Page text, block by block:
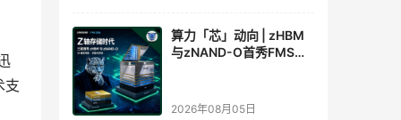
支
算力「芯」动向 | zHBM
与zNAND-O首秀FMS
个维度，z轴算盘的魅力
2026年08月05日